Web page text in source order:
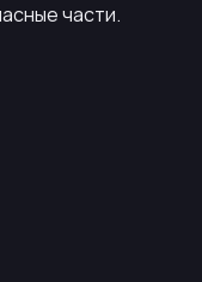
части.